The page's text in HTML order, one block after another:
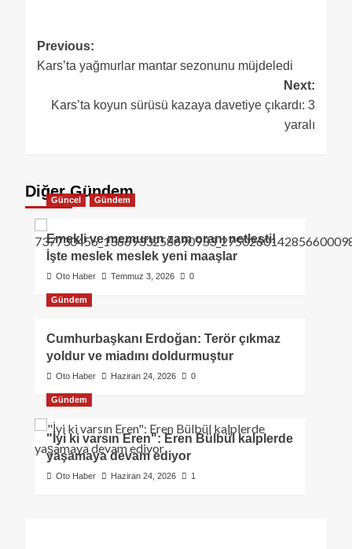
Previous:
Kars’ta yağmurlar mantar sezonunu müjdeledi
Next:
Kars’ta koyun sürüsü kazaya davetiye çıkardı: 3
yaralı
Diğer Gündem
Güncel Gündem
Emekli ve memurun zam oranı netleşti!
İşte meslek meslek yeni maaşlar
Oto Haber Temmuz 3, 2026 0
Gündem
Cumhurbaşkanı Erdoğan: Terör çıkmaz
yoldur ve miadını doldurmuştur
Oto Haber Haziran 24, 2026 0
Gündem
"İyi ki varsın Eren": Eren Bülbül kalplerde
yaşamaya devam ediyor
Oto Haber Haziran 24, 2026 1